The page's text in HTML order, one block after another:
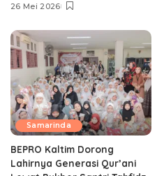
26 Mei 2026
Samarinda
BEPRO Kaltim Dorong
Lahirnya Generasi Qur’ani